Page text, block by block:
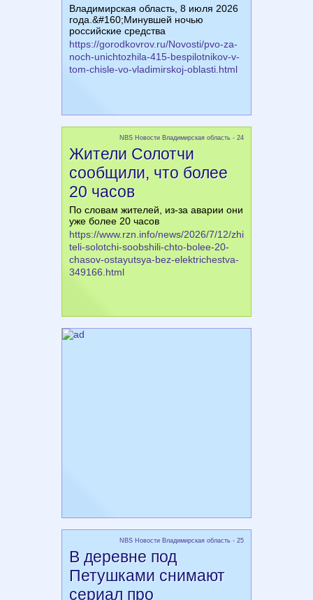
Владимирская область, 8 июля 2026
года.&#160;Минувшей ночью
российские средства
https://gorodkovrov.ru/Novosti/pvo-za-
noch-unichtozhila-415-bespilotnikov-v-
tom-chisle-vo-vladimirskoj-oblasti.html
NBS Новости Владимирская область - 24
Жители Солотчи
сообщили, что более
20 часов
По словам жителей, из-за аварии они
уже более 20 часов
https://www.rzn.info/news/2026/7/12/zhi
teli-solotchi-soobshili-chto-bolee-20-
chasov-ostayutsya-bez-elektrichestva-
349166.html
NBS Новости Владимирская область - 25
В деревне под
Петушками снимают
сериал про